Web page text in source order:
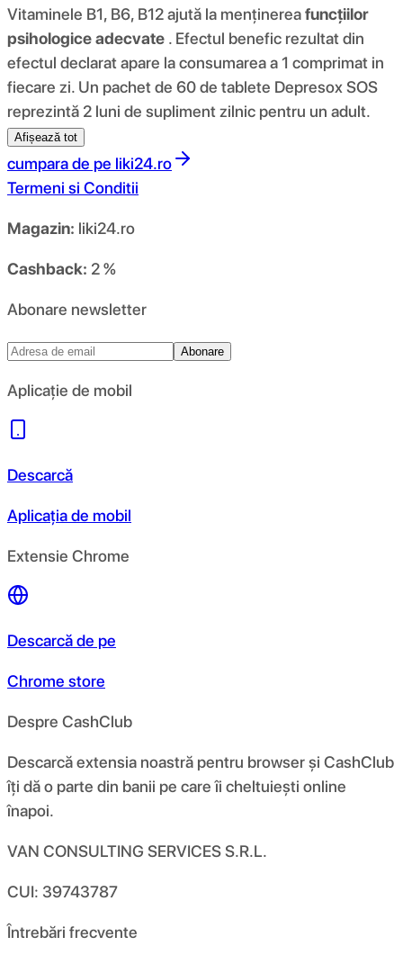
Vitaminele B1, B6, B12 ajută la menținereafuncțiilor
psihologice adecvate . Efectul benefic rezultat din
efectul declarat apare la consumarea a 1 comprimat in
fiecare zi. Un pachet de 60 de tablete Depresox SOS
reprezintă 2 luni de supliment zilnic pentru un adult.
Afișează tot
cumpara de pe liki24.ro
Termeni si Conditii
Magazin: liki24.ro
Cashback: 2 %
Abonare newsletter
Abonare
Aplicație de mobil
Descarcă
Aplicația de mobil
Extensie Chrome
Descarcă de pe
Chrome store
Despre CashClub
Descarcă extensia noastră pentru browser și CashClub
îți dă o parte din banii pe care îi cheltuiești online
înapoi.
VAN CONSULTING SERVICES S.R.L.
CUI: 39743787
Întrebări frecvente